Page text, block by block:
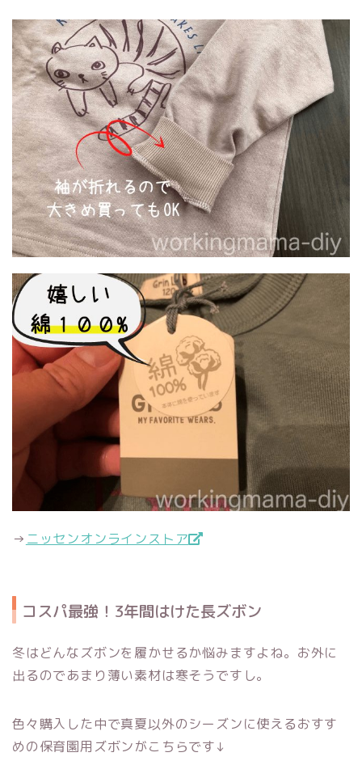
→ ニッセンオンラインストア
コスパ最強！3年間はけた長ズボン
冬はどんなズボンを履かせるか悩みますよね。お外に
出るのであまり薄い素材は寒そうですし。
色々購入した中で真夏以外のシーズンに使えるおすす
めの保育園用ズボンがこちらです↓